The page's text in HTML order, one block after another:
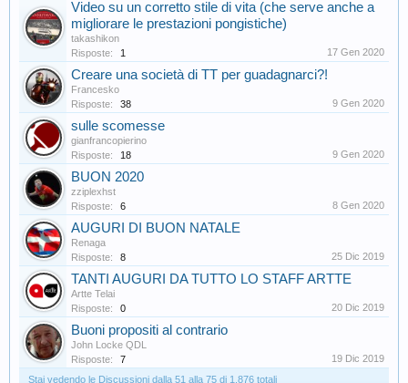
Video su un corretto stile di vita (che serve anche a
migliorare le prestazioni pongistiche)
takashikon
Risposte:
1 17 Gen 2020
Creare una società di TT per guadagnarci?!
Francesko
Risposte:
38 9 Gen 2020
sulle scomesse
gianfrancopierino
Risposte:
18 9 Gen 2020
BUON 2020
zziplexhst
Risposte:
6 8 Gen 2020
AUGURI DI BUON NATALE
Renaga
Risposte:
8 25 Dic 2019
TANTI AUGURI DA TUTTO LO STAFF ARTTE
Artte Telai
Risposte:
0 20 Dic 2019
Buoni propositi al contrario
John Locke QDL
Risposte:
7
19 Dic 2019
Stai vedendo le Discussioni dalla 51 alla 75 di 1.876 totali